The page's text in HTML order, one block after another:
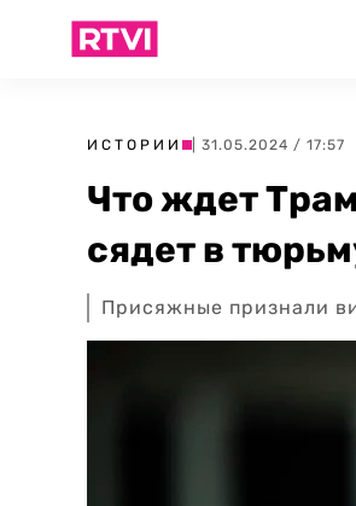
ИСТОРИИ | 31.05.2024 / 17:57
Что ждет
сядет в
Присяжные признали